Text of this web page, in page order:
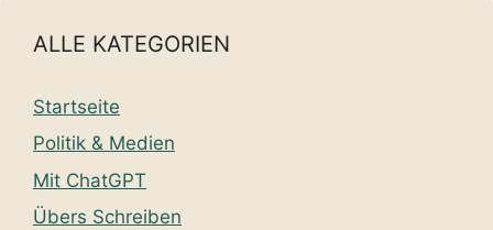
ALLE KATEGORIEN
Startseite
Politik & Medien
Mit ChatGPT
Übers Schreiben